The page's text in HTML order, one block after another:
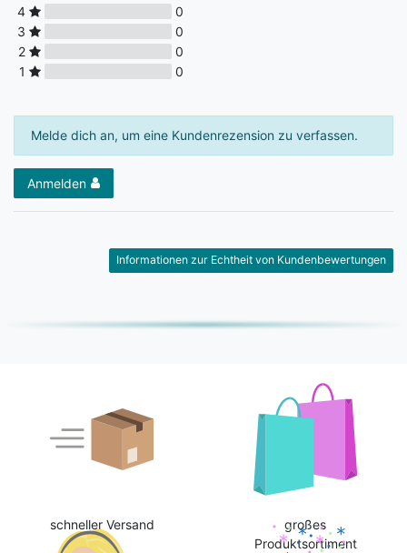
4
0
3
0
2
0
1
0
Melde dich an, um eine Kundenrezension zu verfassen.
Anmelden
Informationen zur Echtheit von Kundenbewertungen
schneller Versand
großes
Produktsortiment